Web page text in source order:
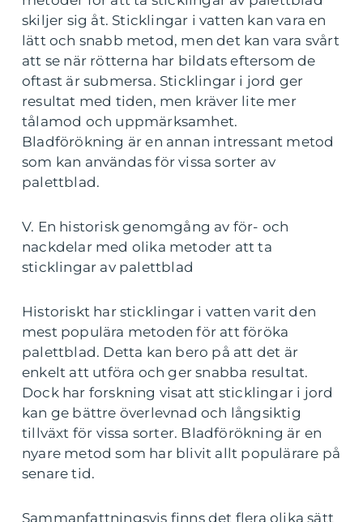
skiljer sig åt. Sticklingar i vatten kan vara en
lätt och snabb metod, men det kan vara svårt
att se när rötterna har bildats eftersom de
oftast är submersa. Sticklingar i jord ger
resultat med tiden, men kräver lite mer
tålamod och uppmärksamhet.
Bladförökning är en annan intressant metod
som kan användas för vissa sorter av
palettblad.
V. En historisk genomgång av för- och
nackdelar med olika metoder att ta
sticklingar av palettblad
Historiskt har sticklingar i vatten varit den
mest populära metoden för att föröka
palettblad. Detta kan bero på att det är
enkelt att utföra och ger snabba resultat.
Dock har forskning visat att sticklingar i jord
kan ge bättre överlevnad och långsiktig
tillväxt för vissa sorter. Bladförökning är en
nyare metod som har blivit allt populärare på
senare tid.
Sammanfattningsvis finns det flera olika sätt